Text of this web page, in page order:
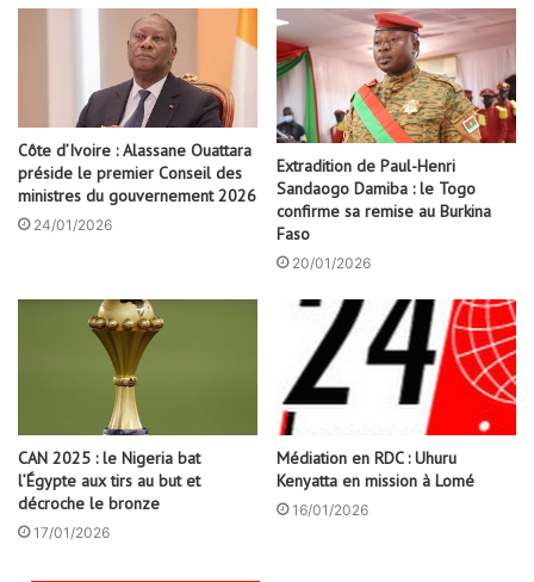
Côte d’Ivoire : Alassane Ouattara
préside le premier Conseil des
ministres du gouvernement 2026
24/01/2026
Extradition de Paul-Henri
Sandaogo Damiba : le Togo
confirme sa remise au Burkina
Faso
20/01/2026
CAN 2025 : le Nigeria bat
l’Égypte aux tirs au but et
décroche le bronze
17/01/2026
Médiation en RDC : Uhuru
Kenyatta en mission à Lomé
16/01/2026